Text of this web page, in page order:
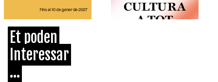
Et poden
Interessar
...